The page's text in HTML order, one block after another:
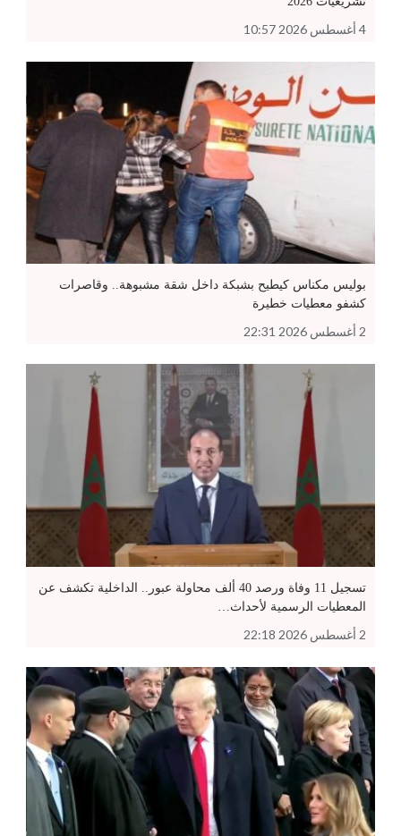
4 أغسطس 2026 10:57
بوليس مكناس كيطيح بشبكة داخل شقة مشبوهة.. وقاصرات
كشفو معطيات خطيرة
2 أغسطس 2026 22:31
تسجيل 11 وفاة ورصد 40 ألف محاولة عبور.. الداخلية تكشف عن
المعطيات الرسمية لأحداث…
2 أغسطس 2026 22:18